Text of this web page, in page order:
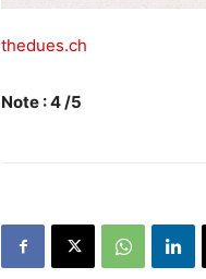
thedues.ch
Note : 4 /5